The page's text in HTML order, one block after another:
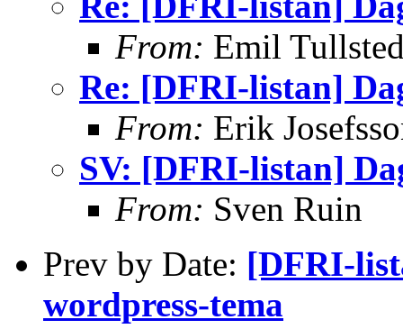
From: Emil
Re: [DFRI-listan]
From: Erik
SV: [DFRI-listan]
From: Sven Ruin
Prev by Date: [DFRI-
wordpress-tema